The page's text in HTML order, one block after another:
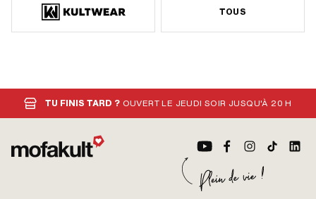
TOUS
TU FINIS TARD ? OUVERT LE JEUDI SOIR JUSQU'À 20 H